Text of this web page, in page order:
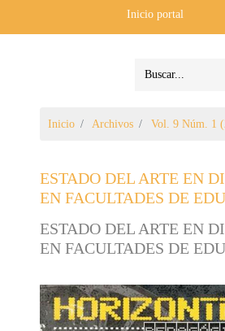
Inicio portal
Inicio Archivos Vol. 9 Núm. 1
ESTADO DEL ARTE EN
EN FACULTADES DE
ESTADO DEL ARTE EN
EN FACULTADES DE
Barra lateral del artículo